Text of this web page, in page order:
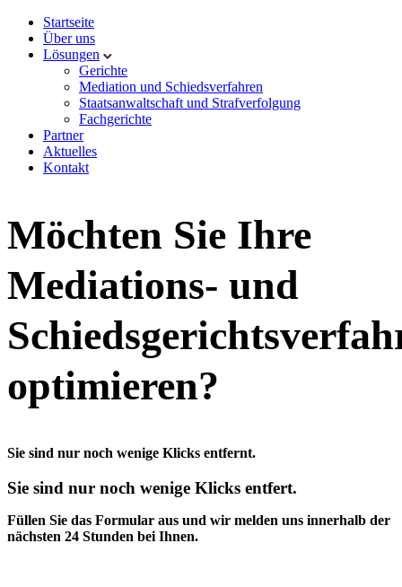
Startseite
Über uns
Lösungen
Gerichte
Mediation und Schiedsverfahren
Staatsanwaltschaft und Strafverfolgung
Fachgerichte
Partner
Aktuelles
Kontakt
Möchten Sie Ihre
Mediations- und
optimieren?
Sie sind nur noch wenige Klicks entfernt.
Sie sind nur noch wenige Klicks entfert.
Füllen Sie das Formular aus und wir melden uns innerhalb der
nächsten 24 Stunden bei Ihnen.